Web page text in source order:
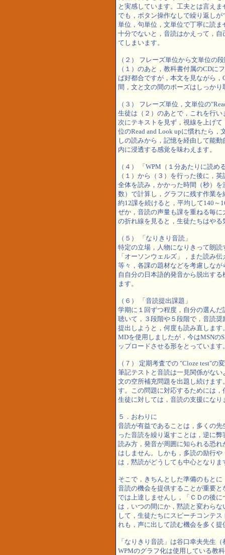
と実感しています。工夫とは言え
でも，ボタン操作なしで繰り返し
単位，句単位，文単位で丁寧に読
十分でないと，音読はかえって，
てしまいます。
（２） フレーズ単位から文単位の
（１）のあと，教科書付属のCDに
ば好都合ですが，本文を見ながら
間，文と文の間のポーズはしっかり
（３） フレーズ単位，文単位の
生徒は（２）のあとで，これを行
次にテキストを見ず，視線を上げ
位のRead and Look upに慣れたら
しの読みから，記憶を経由して能
内に浸透する感覚を味わえます。
（４） 「WPM（１分あたりに読
（１）から（３）を行った後に，
全体を読み，かかった時間（秒）
数）で計算し，グラフに残す作業
約12課を続けると，平均して140～
ぜか，音読の声量も課を重ねる毎
の折れ線を見ると，生徒たちはやる
（５） 「なりきり音読」
特定の立場，人物になりきって朗
「オーソンウェルズ」，また読み
等々，各課の題材などを考慮しな
自自分の日本語的発音から脱出す
ます。
（６） 「音読提出課題」
学期に１回ずつ程度，自分の選ん
聴いて，３段階や５段階で，音読
提出しようと，何度も読み直しま
MDを使用しましたが，今はMSNの
ップロードさせる形をとっています
（７） 定期考査での "Cloze test"の
筆記テストと音読は一見関係がな
文の空所補充問題を出題し続けま
す。この問題に対応するためには
生徒に対しては，音読の支援になり
５．おわりに
音読が有益であることは，多くの
った音読を繰り返すことは，逆に
読み方，発音が周囲に知られる恐
はしません。しかも，多読の励行
は，黙読がどうしても中心となりま
そこで，きちんとした準備のもと
音読の機会を提供することが重要
では上達しませんし，「ＣＤの後
は，いつの間にか，黙読と変わら
して，生徒たちにスピーチコンテ
れも，声に出して読む機会を多く
「なりきり音読」は谷口幸夫先生
WPMのグラフ化は使用している教